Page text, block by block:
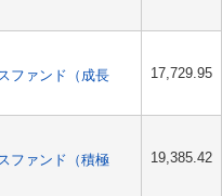
ファンド（成長
17,729.95
ファンド（積極
19,385.42